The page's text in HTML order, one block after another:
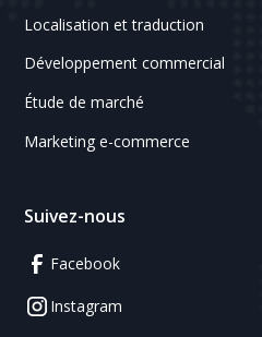
Localisation et traduction
Développement commercial
Étude de marché
Marketing e-commerce
Suivez-nous
Facebook
Instagram